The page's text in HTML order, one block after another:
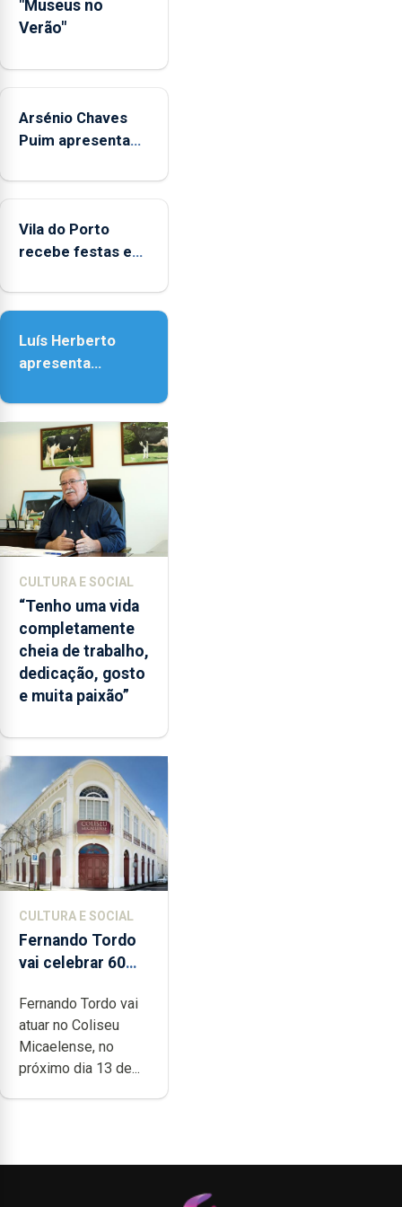
junto
das
"Museus no
Verão"
Arsénio Chaves
Puim apresenta
Biblioteca de Vila
Vila do Porto
recebe festas em
Senhora da
Luís Herberto
apresenta
Paisagem’
CULTURA E SOCIAL
“Tenho uma vida
completamente
cheia de trabalho,
dedicação, gosto
e muita paixão”
CULTURA E SOCIAL
Fernando Tordo
vai celebrar 60
no Coliseu
Micaelense
Fernando Tordo vai
atuar no Coliseu
Micaelense, no
próximo dia 13 de...